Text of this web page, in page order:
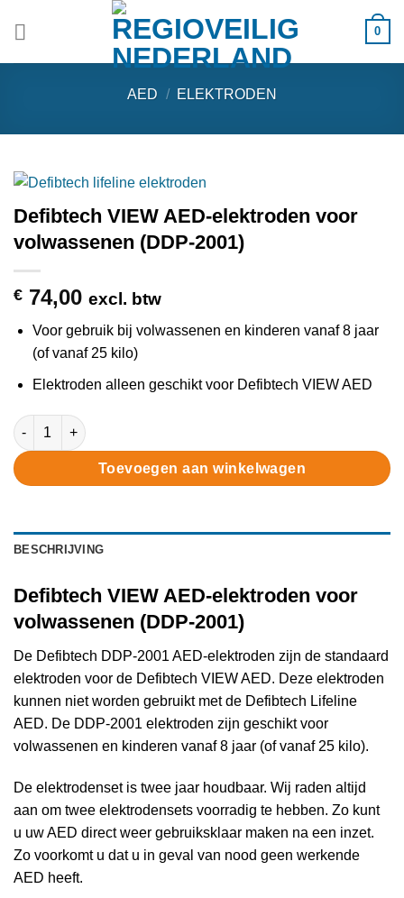
0
AED / ELEKTRODEN
Defibtech VIEW AED-elektroden voor
volwassenen (DDP-2001)
€ 74,00 excl. btw
Voor gebruik bij volwassenen en kinderen vanaf 8 jaar
(of vanaf 25 kilo)
Elektroden alleen geschikt voor Defibtech VIEW AED
Defibtech VIEW AED-elektroden voor volwassenen (DDP-2001)
Toevoegen aan winkelwagen
BESCHRIJVING
Defibtech VIEW AED-elektroden voor
volwassenen (DDP-2001)
De Defibtech DDP-2001 AED-elektroden zijn de standaard
elektroden voor de Defibtech VIEW AED. Deze elektroden
kunnen niet worden gebruikt met de Defibtech Lifeline
AED. De DDP-2001 elektroden zijn geschikt voor
volwassenen en kinderen vanaf 8 jaar (of vanaf 25 kilo).
De elektrodenset is twee jaar houdbaar. Wij raden altijd
aan om twee elektrodensets voorradig te hebben. Zo kunt
u uw AED direct weer gebruiksklaar maken na een inzet.
Zo voorkomt u dat u in geval van nood geen werkende
AED heeft.